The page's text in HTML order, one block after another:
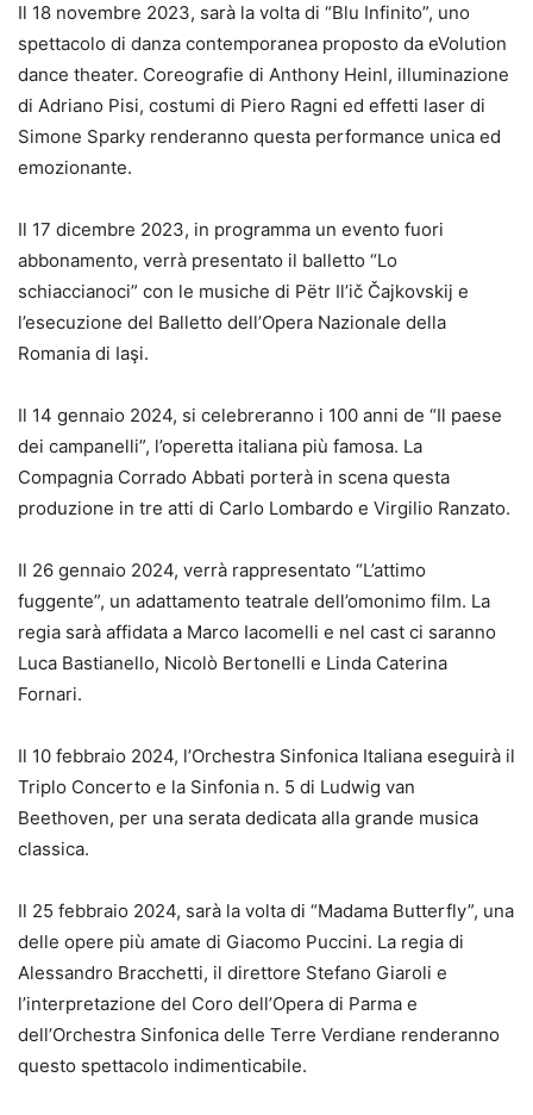
Il 18 novembre 2023, sarà la volta di “Blu Infinito”, uno
spettacolo di danza contemporanea proposto da eVolution
dance theater. Coreografie di Anthony Heinl, illuminazione
di Adriano Pisi, costumi di Piero Ragni ed effetti laser di
Simone Sparky renderanno questa performance unica ed
emozionante.
Il 17 dicembre 2023, in programma un evento fuori
abbonamento, verrà presentato il balletto “Lo
schiaccianoci” con le musiche di Pëtr Il’ič Čajkovskij e
l’esecuzione del Balletto dell’Opera Nazionale della
Romania di Iaşi.
Il 14 gennaio 2024, si celebreranno i 100 anni de “Il paese
dei campanelli”, l’operetta italiana più famosa. La
Compagnia Corrado Abbati porterà in scena questa
produzione in tre atti di Carlo Lombardo e Virgilio Ranzato.
Il 26 gennaio 2024, verrà rappresentato “L’attimo
fuggente”, un adattamento teatrale dell’omonimo film. La
regia sarà affidata a Marco Iacomelli e nel cast ci saranno
Luca Bastianello, Nicolò Bertonelli e Linda Caterina
Fornari.
Il 10 febbraio 2024, l’Orchestra Sinfonica Italiana eseguirà il
Triplo Concerto e la Sinfonia n. 5 di Ludwig van
Beethoven, per una serata dedicata alla grande musica
classica.
Il 25 febbraio 2024, sarà la volta di “Madama Butterfly”, una
delle opere più amate di Giacomo Puccini. La regia di
Alessandro Bracchetti, il direttore Stefano Giaroli e
l’interpretazione del Coro dell’Opera di Parma e
dell’Orchestra Sinfonica delle Terre Verdiane renderanno
questo spettacolo indimenticabile.